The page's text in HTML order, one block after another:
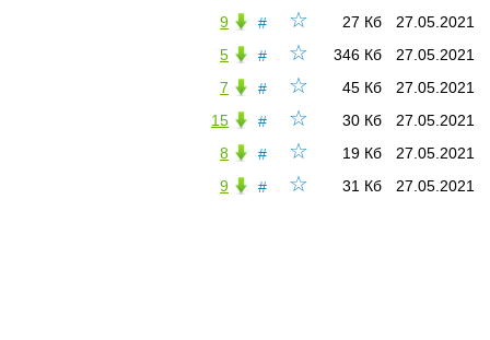
☆
# 27.05.2021
27 Кб
9
☆
# 27.05.2021
346 Кб
5
☆
# 27.05.2021
45 Кб
7
☆
# 27.05.2021
30 Кб
15
☆
# 27.05.2021
19 Кб
8
☆
# 27.05.2021
31 Кб
9